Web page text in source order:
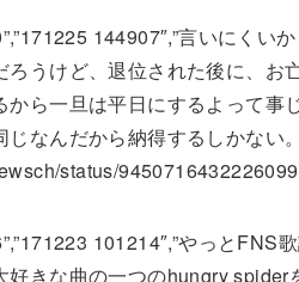
144907″,”言いにくい
ろうけど、退位された後に、お
から一旦は平日にするよって事
じなんだから納得するしかない
status/
101214″,”やっとFNS
好きな曲の一つのhungry spider